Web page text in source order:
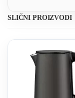
SLIČNI PROIZVODI